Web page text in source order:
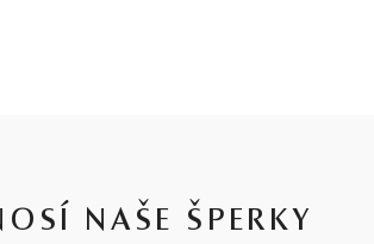
NAŠE ŠPERKY